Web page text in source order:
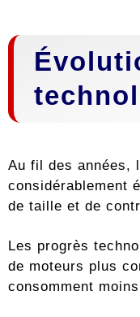
Au fil des années,
considérablement
de taille et de
Les progrès
de moteurs plus
consomment